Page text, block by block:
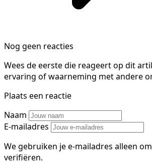
Nog geen reacties
Wees de eerste die reageert op dit
ervaring of waarneming met andere
Plaats een reactie
Naam
E-mailadres
We gebruiken je e-mailadres alleen
verifiëren.